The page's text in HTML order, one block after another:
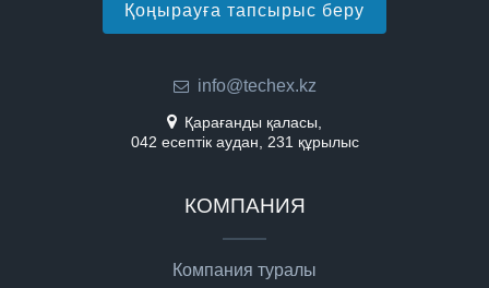
Қоңырауға тапсырыс беру
info@techex.kz
Қарағанды қаласы,
042 есептік аудан, 231 құрылыс
КОМПАНИЯ
Компания туралы